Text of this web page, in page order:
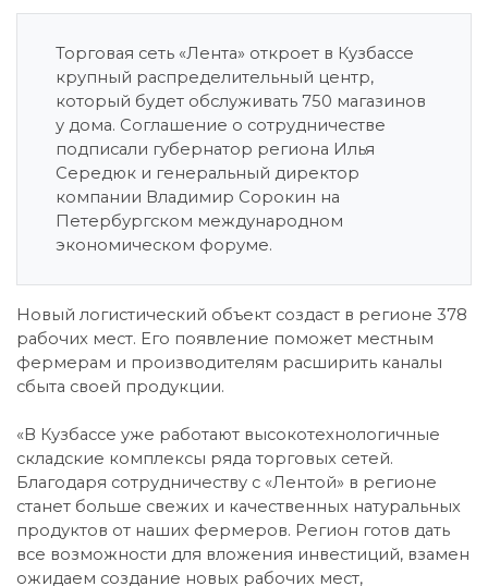
Торговая сеть «Лента» откроет в Кузбассе
крупный распределительный центр,
который будет обслуживать 750 магазинов
у дома. Соглашение о сотрудничестве
подписали губернатор региона Илья
Середюк и генеральный директор
компании Владимир Сорокин на
Петербургском международном
экономическом форуме.
Новый логистический объект создаст в регионе 378
рабочих мест. Его появление поможет местным
фермерам и производителям расширить каналы
сбыта своей продукции.
«В Кузбассе уже работают высокотехнологичные
складские комплексы ряда торговых сетей.
Благодаря сотрудничеству с «Лентой» в регионе
станет больше свежих и качественных натуральных
продуктов от наших фермеров. Регион готов дать
все возможности для вложения инвестиций, взамен
ожидаем создание новых рабочих мест,